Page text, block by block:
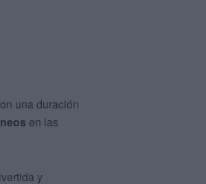
una duración
en las
y